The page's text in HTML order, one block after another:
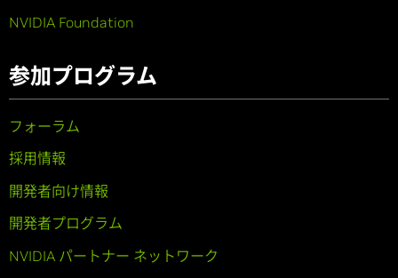
NVIDIA Foundation
参加プログラム
フォーラム
採用情報
開発者向け情報
開発者プログラム
NVIDIA パートナー ネットワーク